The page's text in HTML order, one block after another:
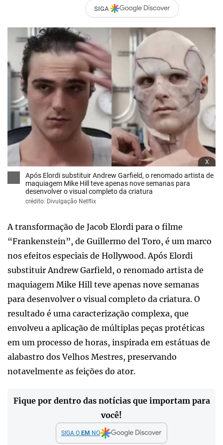
SIGA
x
Após Elordi substituir Andrew Garfield, o renomado artista de
maquiagem Mike Hill teve apenas nove semanas para
desenvolver o visual completo da criatura
crédito: Divulgação Netflix
A transformação de Jacob Elordi para o filme
“Frankenstein”, de Guillermo del Toro, é um marco
nos efeitos especiais de Hollywood. Após Elordi
substituir Andrew Garfield, o renomado artista de
maquiagem Mike Hill teve apenas nove semanas
para desenvolver o visual completo da criatura. O
resultado é uma caracterização complexa, que
envolveu a aplicação de múltiplas peças protéticas
em um processo de horas, inspirada em estátuas de
alabastro dos Velhos Mestres, preservando
notavelmente as feições do ator.
Fique por dentro das notícias que importam para
você!
SIGA O EM NO